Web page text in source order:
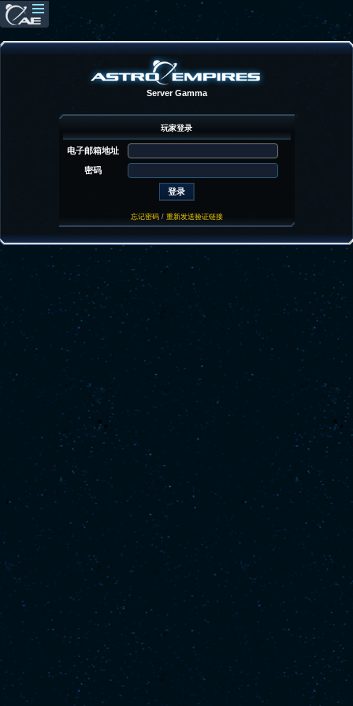
Server Gamma
玩家登录
电子邮箱地址
密码
忘记密码/ 重新发送验证链接